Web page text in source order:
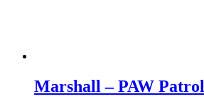
Marshall – PAW Patrol